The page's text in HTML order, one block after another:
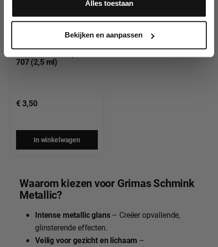
Alles toestaan
Bekijken en aanpassen
707 (2,5 ml)
€ 3,50
In winkelwagen
Waarom kiezen voor Grimas Schmink
Metallic?
Intense metallic glans– Creëer opvallende,
glinsterende effecten.
Veilig voor gezicht en lichaam –
Ja, ik meld me aan